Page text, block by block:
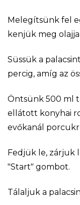
Melegítsünk fel
kenjük meg
Süssük a
percig, amíg az
Öntsünk 500 ml
ellátott konyhai
evőkanál
Fedjük le, zárjuk
"Start" gombot.
Tálaljuk a